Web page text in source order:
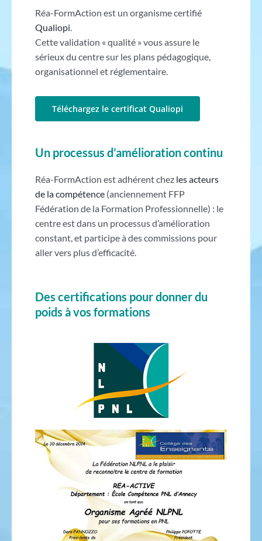
Réa-FormAction est un organisme certifié
Qualiopi
Cette validation « qualité » vous assure le
sérieux du centre sur les plans pédagogique,
organisationnel et réglementaire.
Téléchargez le certificat Qualiopi
Un processus d’amélioration continu
Réa-FormAction est adhérent chez les acteurs
de la compétence(anciennement FFP
Fédération de la Formation Professionnelle) : le
centre est dans un processus d’amélioration
constant, et participe à des commissions pour
aller vers plus d’efficacité.
Des certifications pour donner du
poids à vos formations